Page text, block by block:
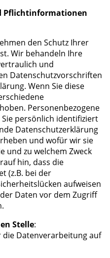
Pflichtinformationen
den Schutz Ihrer
Wir behandeln Ihre
und
Datenschutzvorschriften
Wenn Sie diese
Personenbezogene
persönlich identifiziert
Datenschutzerklärung
und wofür wir sie
und zu welchem Zweck
hin, dass die
(z.B. bei der
aufweisen
Daten vor dem Zugriff
Stelle:
Datenverarbeitung auf